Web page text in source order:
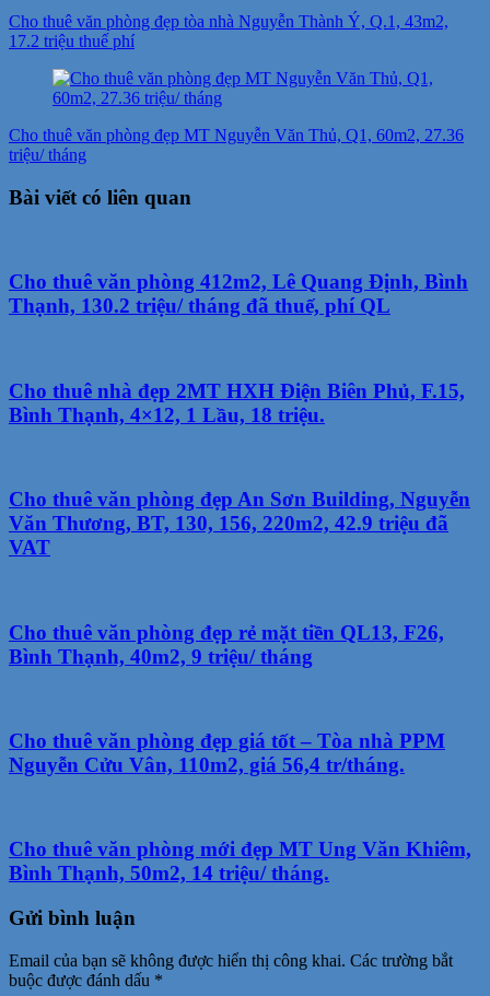
Cho thuê văn phòng đẹp tòa nhà Nguyễn Thành Ý, Q.1, 43m2,
17.2 triệu thuế phí
Cho thuê văn phòng đẹp MT Nguyễn Văn Thủ, Q1, 60m2, 27.36
triệu/ tháng
Bài viết có liên quan
Cho thuê văn phòng 412m2, Lê Quang Định, Bình
Thạnh, 130.2 triệu/ tháng đã thuế, phí QL
Cho thuê nhà đẹp 2MT HXH Điện Biên Phủ, F.15,
Bình Thạnh, 4×12, 1 Lầu, 18 triệu.
Cho thuê văn phòng đẹp An Sơn Building, Nguyễn
Văn Thương, BT, 130, 156, 220m2, 42.9 triệu đã
VAT
Cho thuê văn phòng đẹp rẻ mặt tiền QL13, F26,
Bình Thạnh, 40m2, 9 triệu/ tháng
Cho thuê văn phòng đẹp giá tốt – Tòa nhà PPM
Nguyễn Cửu Vân, 110m2, giá 56,4 tr/tháng.
Cho thuê văn phòng mới đẹp MT Ung Văn Khiêm,
Bình Thạnh, 50m2, 14 triệu/ tháng.
Gửi bình luận
Email của bạn sẽ không được hiển thị công khai. Các trường bắt
buộc được đánh dấu *